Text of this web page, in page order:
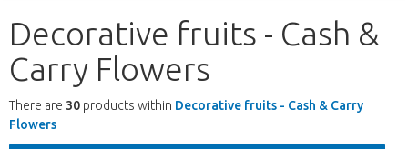
Decorative fruits - Cash &
Carry Flowers
There are 30 products within Decorative fruits - Cash & Carry
Flowers